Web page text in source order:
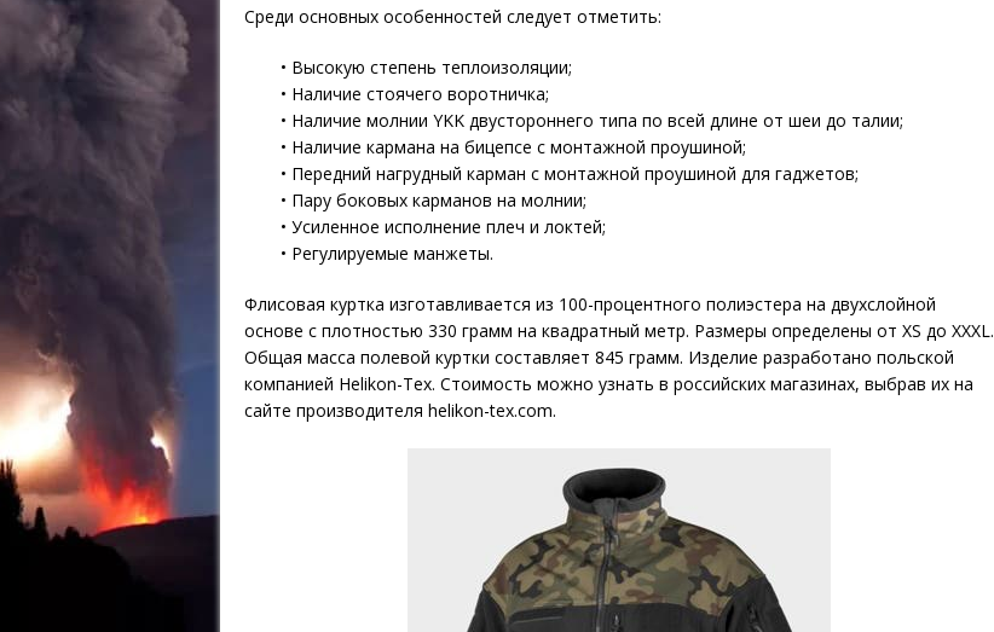
Среди основных особенностей следует отметить:
• Высокую степень теплоизоляции;
• Наличие стоячего воротничка;
• Наличие молнии YKK двустороннего типа по всей длине от шеи до талии;
• Наличие кармана на бицепсе с монтажной проушиной;
• Передний нагрудный карман с монтажной проушиной для гаджетов;
• Пару боковых карманов на молнии;
• Усиленное исполнение плеч и локтей;
• Регулируемые манжеты.
Флисовая куртка изготавливается из 100-процентного полиэстера на двухслойной
основе с плотностью 330 грамм на квадратный метр. Размеры определены от XS до XXXL.
Общая масса полевой куртки составляет 845 грамм. Изделие разработано польской
компанией Helikon-Tex. Стоимость можно узнать в российских магазинах, выбрав их на
сайте производителя helikon-tex.com.